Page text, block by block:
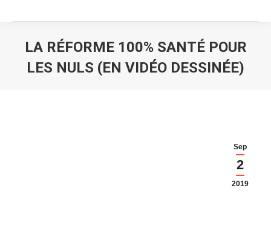
LA RÉFORME 100% SANTÉ POUR
LES NULS (EN VIDÉO DESSINÉE)
Sep
2
2019